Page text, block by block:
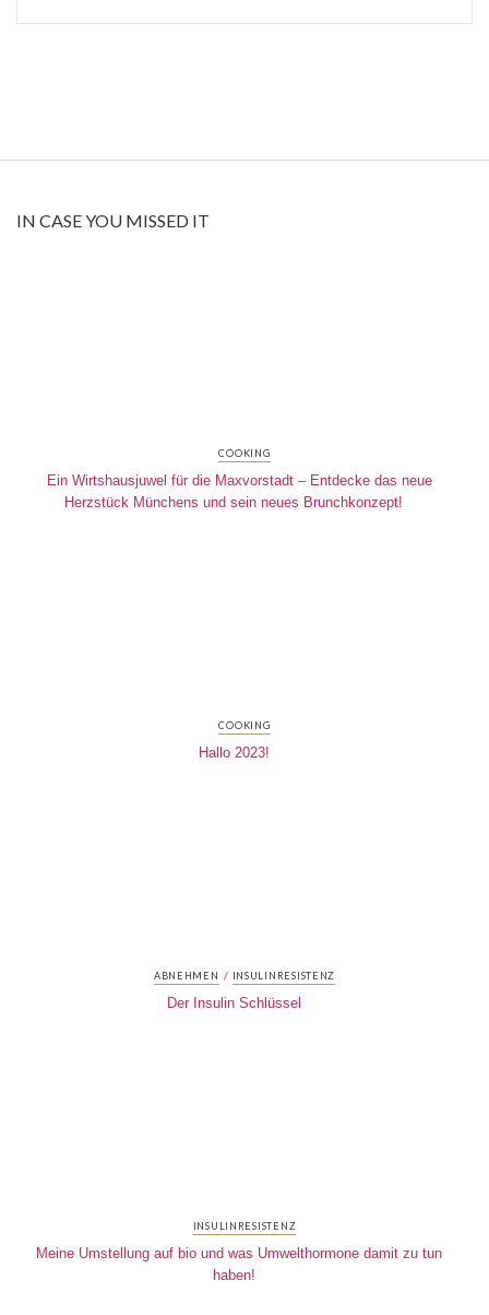
IN CASE YOU MISSED IT
COOKING
Ein Wirtshausjuwel für die Maxvorstadt – Entdecke das neue
Herzstück Münchens und sein neues Brunchkonzept!
COOKING
Hallo 2023!
ABNEHMEN / INSULINRESISTENZ
Der Insulin Schlüssel
INSULINRESISTENZ
Meine Umstellung auf bio und was Umwelthormone damit zu tun
haben!